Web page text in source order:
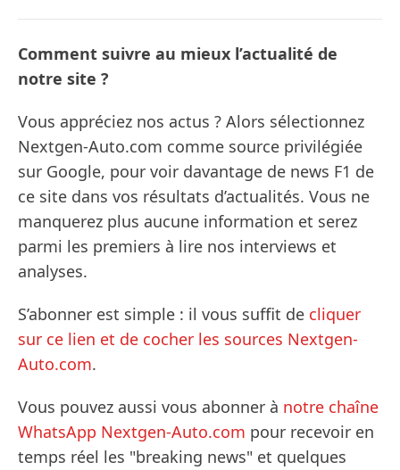
Comment suivre au mieux l’actualité de
notre site ?
Vous appréciez nos actus ? Alors sélectionnez
Nextgen-Auto.com comme source privilégiée
sur Google, pour voir davantage de news F1 de
ce site dans vos résultats d’actualités. Vous ne
manquerez plus aucune information et serez
parmi les premiers à lire nos interviews et
analyses.
S’abonner est simple : il vous suffit de cliquer
sur ce lien et de cocher les sources Nextgen-
Auto.com.
Vous pouvez aussi vous abonner à notre chaîne
WhatsApp Nextgen-Auto.com pour recevoir en
temps réel les "breaking news" et quelques